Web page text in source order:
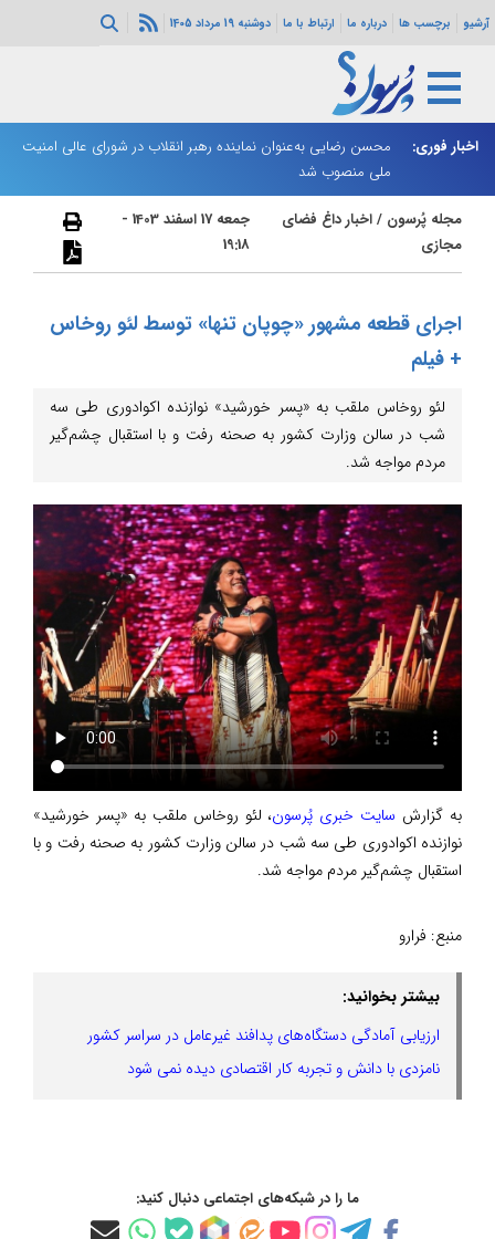
آرشیو برچسب ها درباره ما ارتباط با ما دوشنبه 19 مرداد 1405
اخبار فوری:
محسن رضایی به‌عنوان نماینده رهبر انقلاب در شورای عالی امنیت
ملی منصوب شد
زاهدشهر فارس لرزید
مجله پُرسون /اخبار داغ فضای
مجازی
جمعه 17 اسفند 1403 -
19:18
اجرای قطعه مشهور «چوپان تنها» توسط لئو روخاس
+ فیلم
لئو روخاس ملقب به «پسر خورشید» نوازنده اکوادوری طی سه
شب در سالن وزارت کشور به صحنه رفت و با استقبال چشم‌گیر
مردم مواجه شد.
به گزارش سایت خبری پُرسون، لئو روخاس ملقب به «پسر خورشید»
نوازنده اکوادوری طی سه شب در سالن وزارت کشور به صحنه رفت و با
استقبال چشم‌گیر مردم مواجه شد.
منبع: فرارو
بیشتر بخوانید:
ارزیابی آمادگی دستگاه‌های پدافند غیرعامل در سراسر کشور
نامزدی با دانش و تجربه کار اقتصادی دیده نمی شود
ما را در شبکه‌های اجتماعی دنبال کنید: